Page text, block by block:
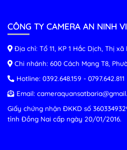
CÔNG TY CAMERA AN NINH
Địa chỉ: Tổ 11, KP 1 Hắc Dịch, Thị
Chi nhánh: 600 Cách Mạng T8,
Hotline: 0392.648.159 - 0797.642.811
Email:
Giấy chứng nhận ĐKKD số
tỉnh Đồng Nai cấp ngày 20/01/2016.